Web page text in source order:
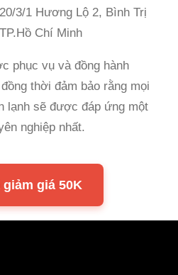
3/1 Hương Lộ 2, Bình Trị
Chí Minh
phục vụ và đồng hành
thời đảm bảo rằng mọi
lạnh sẽ được đáp ứng một
nghiệp nhất.
giảm giá 50K